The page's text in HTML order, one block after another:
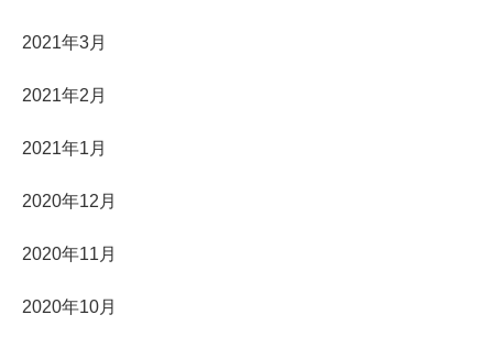
2021年3月
2021年2月
2021年1月
2020年12月
2020年11月
2020年10月